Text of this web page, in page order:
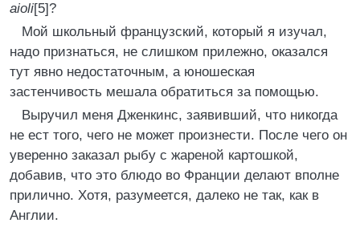
aioli[5]?
Мой школьный французский, который я изучал,
надо признаться, не слишком прилежно, оказался
тут явно недостаточным, а юношеская
застенчивость мешала обратиться за помощью.
Выручил меня Дженкинс, заявивший, что никогда
не ест того, чего не может произнести. После чего он
уверенно заказал рыбу с жареной картошкой,
добавив, что это блюдо во Франции делают вполне
прилично. Хотя, разумеется, далеко не так, как в
Англии.